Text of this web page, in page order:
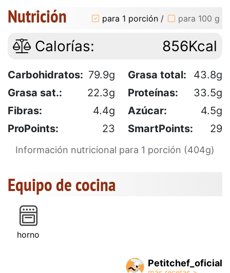
Nutrición para 1 porción / para 100 g
Calorías: 856Kcal
Carbohidratos: 79.9g Grasa total:
43.8g
Grasa sat.:
22.3g Proteínas:
33.5g
Fibras:
4.4g Azúcar:
4.5g
ProPoints:
23 SmartPoints: 29
Información nutricional para 1 porción (404g)
Equipo de cocina
horno
Petitchef_oficial